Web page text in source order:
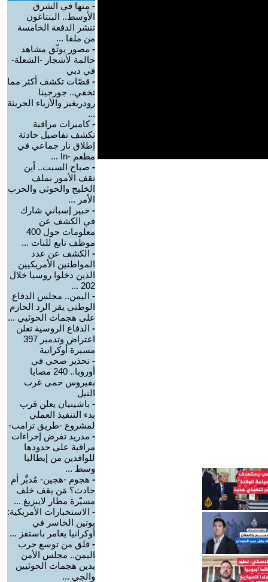
- منها في الشرق
الأوسط.. البنتاغون
تنشر الدفعة الخامسة
من ملفا ...
- مصور يوثّق مشاهد
حالمة لأشجار -الشعلة-
في دبي
- قصّات تكشف أكثر مما
تخفي.. جورجينا
رودريغيز والأزياء الجريئة
...
-كاميرات مراقبة
تكشف تفاصيل حادثة
إطلاق نار جماعي في
مطعم -In ...
- صباح السبت.. أين
تقف الأمور بملف
الخليج والحوثي والحرب
الأمر ...
- خبير إسباني شارك
في الكشف عن
معلومات حول 400
موظف تابع للنات ...
- الكشف عن عدد
المواطنين الأمريكيين
الذين دخلوا روسيا خلال
202 ...
- اليمن.. مجلس الدفاع
الوطني يقر الرد الحازم
على هجمات الحوثيي ...
- الدفاع الروسية تعلن
اعتراض وتدمير 397
مسيرة أوكرانية
- تحذير صحي في
أوروبا.. 240 مصابا
بفيروس حمى غرب
النيل
- باشينيان يعلن قرب
بدء التنفيذ العملي
لمشروع -طريق ترامب-
- مدريد تفرض إجراءات
مراقبة على حدودها
للوافدين من إيطاليا
وسط ...
- هجوم -هجين- مُدبَّر أم
حادث؟ مَن يقف خلف
مسيّرة مطار لايبزيغ ...
- الاستخبارات الأمريكية:
بوتين الخاسر في
أوكرانيا يغامر باستفز ...
- قلق من توسع حرب
اليمن.. مجلس الأمن
يدين هجمات الحوثيين
والجي ...